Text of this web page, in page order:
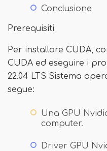
Conclusione
Prerequisiti
Per installare CUDA,
CUDA ed eseguire i
22.04 LTS Sistema
segue:
Una GPU
computer.
Driver GPU